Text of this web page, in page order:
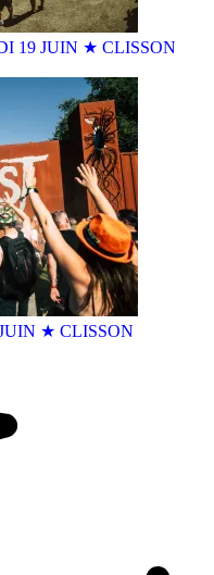
19 JUIN ★ CLISSON
★ CLISSON